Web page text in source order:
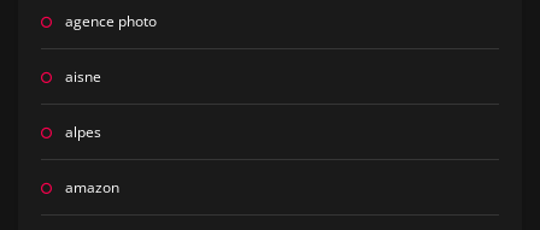
agence photo
aisne
alpes
amazon